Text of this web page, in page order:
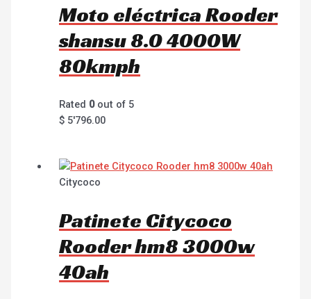
Moto eléctrica Rooder
shansu 8.0 4000W
80kmph
Rated 0out of 5
$ 5'796.00
Citycoco
Patinete Citycoco
Rooder hm8 3000w
40ah